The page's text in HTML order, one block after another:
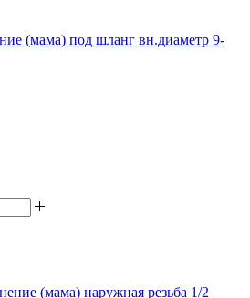
(мама) под шланг вн.диаметр 9-